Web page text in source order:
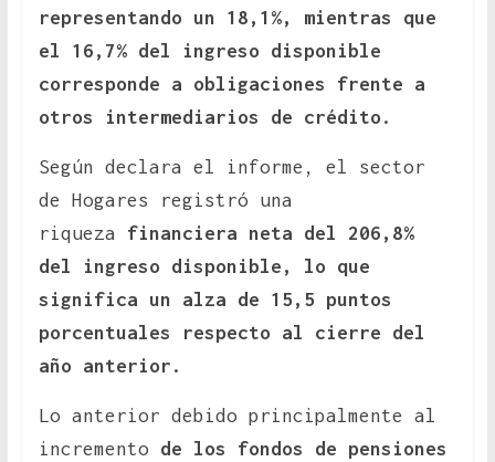
representando un 18,1%, mientras que
el 16,7% del ingreso disponible
corresponde a obligaciones frente a
otros intermediarios de crédito.
Según declara el informe, el sector
de Hogares registró una
riqueza financiera neta del 206,8%
del ingreso disponible, lo que
significa un alza de 15,5 puntos
porcentuales respecto al cierre del
año anterior.
Lo anterior debido principalmente al
incremento de los fondos de pensiones